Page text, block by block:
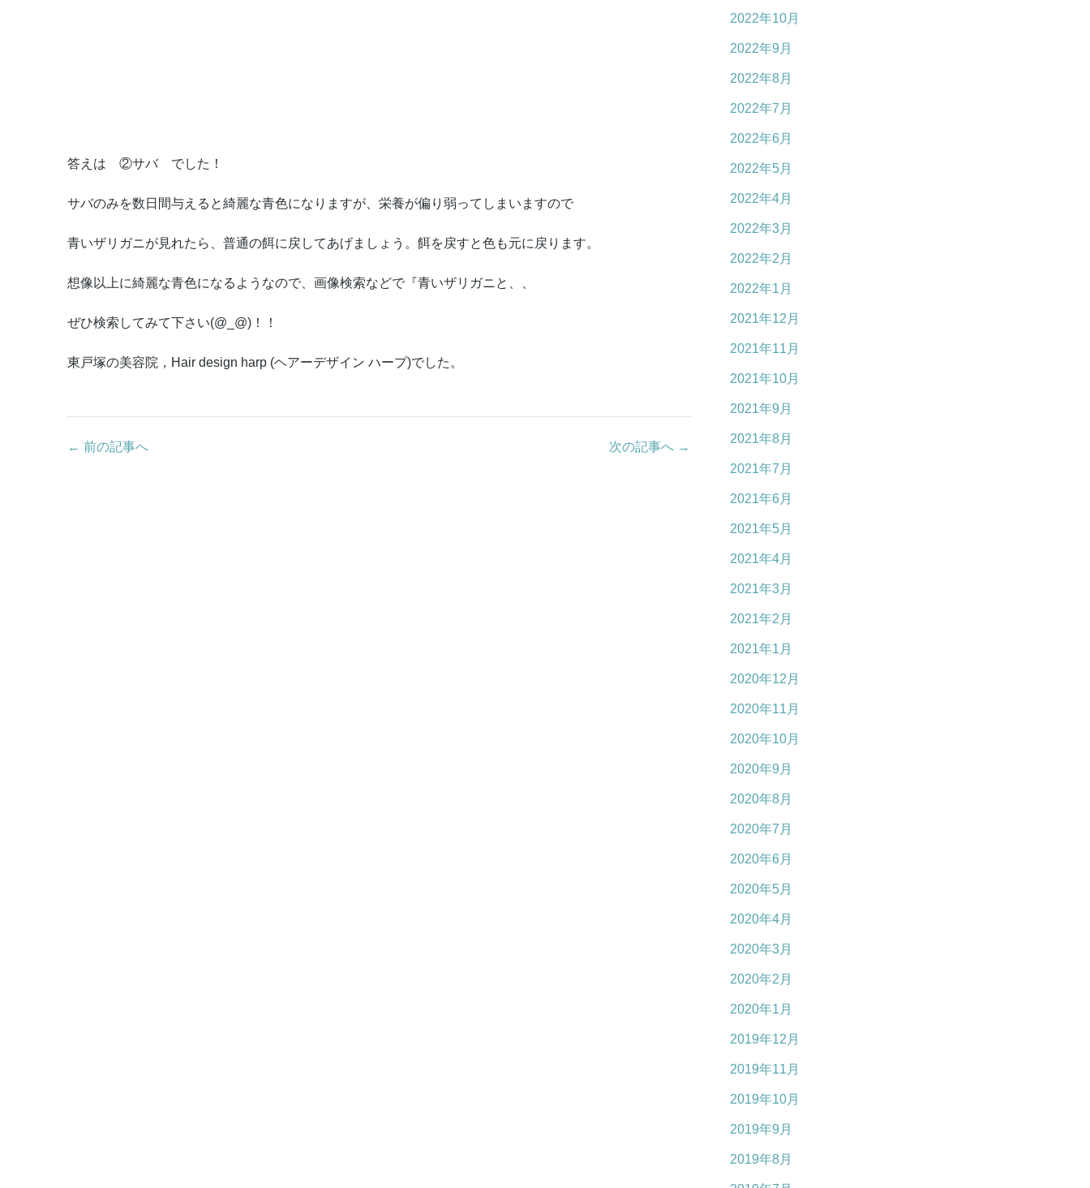
答えは ②サバ でした！
サバのみを数日間与えると綺麗な青色になりますが、栄養が偏り弱ってしまいますので
青いザリガニが見れたら、普通の餌に戻してあげましょう。餌を戻すと色も元に戻ります。
想像以上に綺麗な青色になるようなので、画像検索などで『青いザリガニと、、
ぜひ検索してみて下さい(@_@)！！
東戸塚の美容院，Hair design harp (ヘアーデザイン ハープ)でした。
← 前の記事へ 次の記事へ →
2022年10月
2022年9月
2022年8月
2022年7月
2022年6月
2022年5月
2022年4月
2022年3月
2022年2月
2022年1月
2021年12月
2021年11月
2021年10月
2021年9月
2021年8月
2021年7月
2021年6月
2021年5月
2021年4月
2021年3月
2021年2月
2021年1月
2020年12月
2020年11月
2020年10月
2020年9月
2020年8月
2020年7月
2020年6月
2020年5月
2020年4月
2020年3月
2020年2月
2020年1月
2019年12月
2019年11月
2019年10月
2019年9月
2019年8月